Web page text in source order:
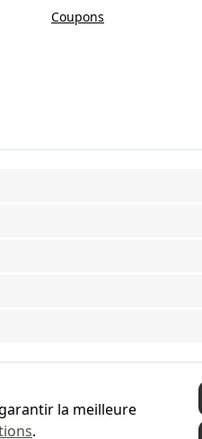
Coupons
la meilleure
.